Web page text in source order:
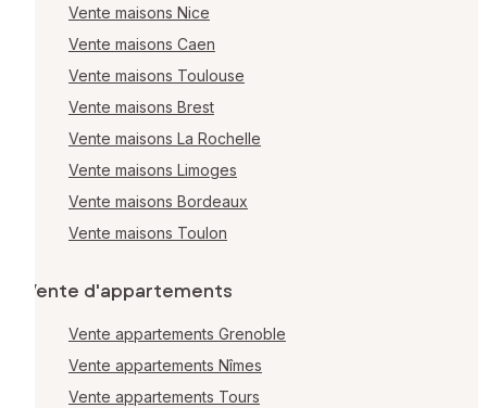
Vente maisons Nice
Vente maisons Caen
Vente maisons Toulouse
Vente maisons Brest
Vente maisons La Rochelle
Vente maisons Limoges
Vente maisons Bordeaux
Vente maisons Toulon
Vente d'appartements
Vente appartements Grenoble
Vente appartements Nîmes
Vente appartements Tours